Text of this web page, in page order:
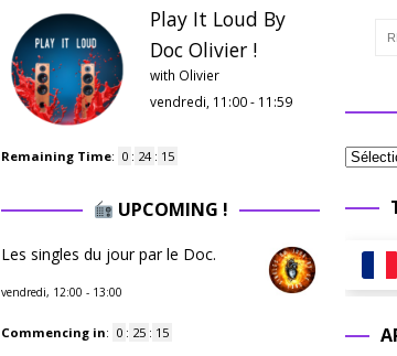
Play It Loud By
Doc Olivier !
with Olivier
vendredi, 11:00 - 11:59
Remaining Time: 0 : 24 : 14
UPCOMING !
Les singles du jour par le Doc.
vendredi, 12:00 - 13:00
Commencing in: 0 : 25 : 14